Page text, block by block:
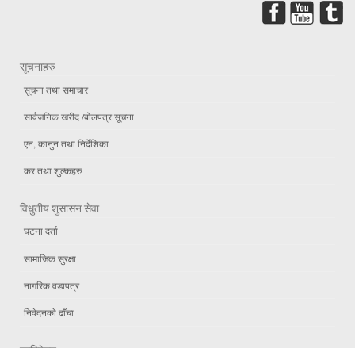
सूचनाहरु
सूचना तथा समाचार
सार्वजनिक खरीद /बोलपत्र सूचना
एन, कानुन तथा निर्देशिका
कर तथा शुल्कहरु
विधुतीय शुसासन सेवा
घटना दर्ता
सामाजिक सुरक्षा
नागरिक वडापत्र
निवेदनको ढाँचा